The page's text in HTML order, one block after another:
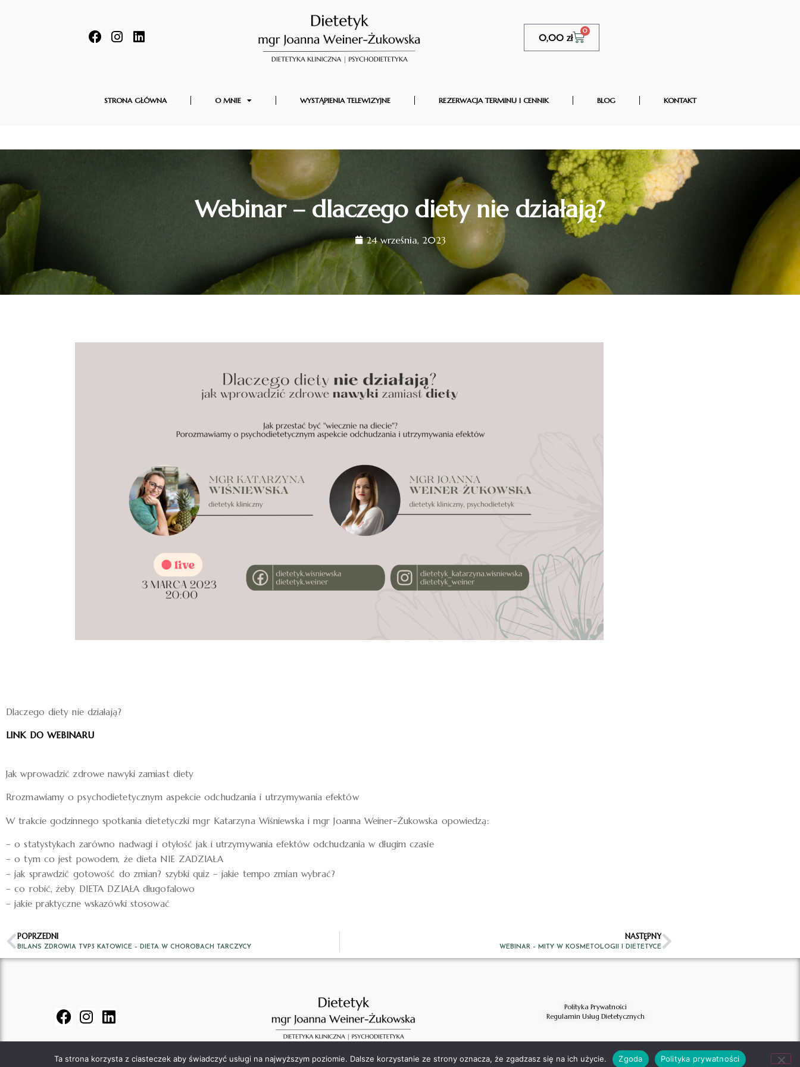
0,00 zł
0
STRONA GŁÓWNA O MNIE WYSTĄPIENIA TELEWIZYJNE REZERWACJA TERMINU I CENNIK BLOG KONTAKT
Webinar – dlaczego diety nie działają?
24 września, 2023
Dlaczego diety nie działają?
LINK DO WEBINARU
Jak wprowadzić zdrowe nawyki zamiast diety
Rrozmawiamy o psychodietetycznym aspekcie odchudzania i utrzymywania efektów
W trakcie godzinnego spotkania dietetyczki mgr Katarzyna Wiśniewska i mgr Joanna Weiner-Żukowska opowiedzą:
– o statystykach zarówno nadwagi i otyłość jak i utrzymywania efektów odchudzania w długim czasie
– o tym co jest powodem, że dieta NIE ZADZIAŁA
– jak sprawdzić gotowość do zmian? szybki quiz – jakie tempo zmian wybrać?
– co robić, żeby DIETA DZIAŁA długofalowo
– jakie praktyczne wskazówki stosować
POPRZEDNI
BILANS ZDROWIA TVP3 KATOWICE – DIETA W CHOROBACH TARCZYCY
NASTĘPNY
WEBINAR – MITY W KOSMETOLOGII I DIETETYCE
Polityka Prywatności
Regulamin Usług Dietetycznych
Ta strona korzysta z ciasteczek aby świadczyć usługi na najwyższym poziomie. Dalsze korzystanie ze strony oznacza, że zgadzasz się na ich użycie. Zgoda Polityka prywatności